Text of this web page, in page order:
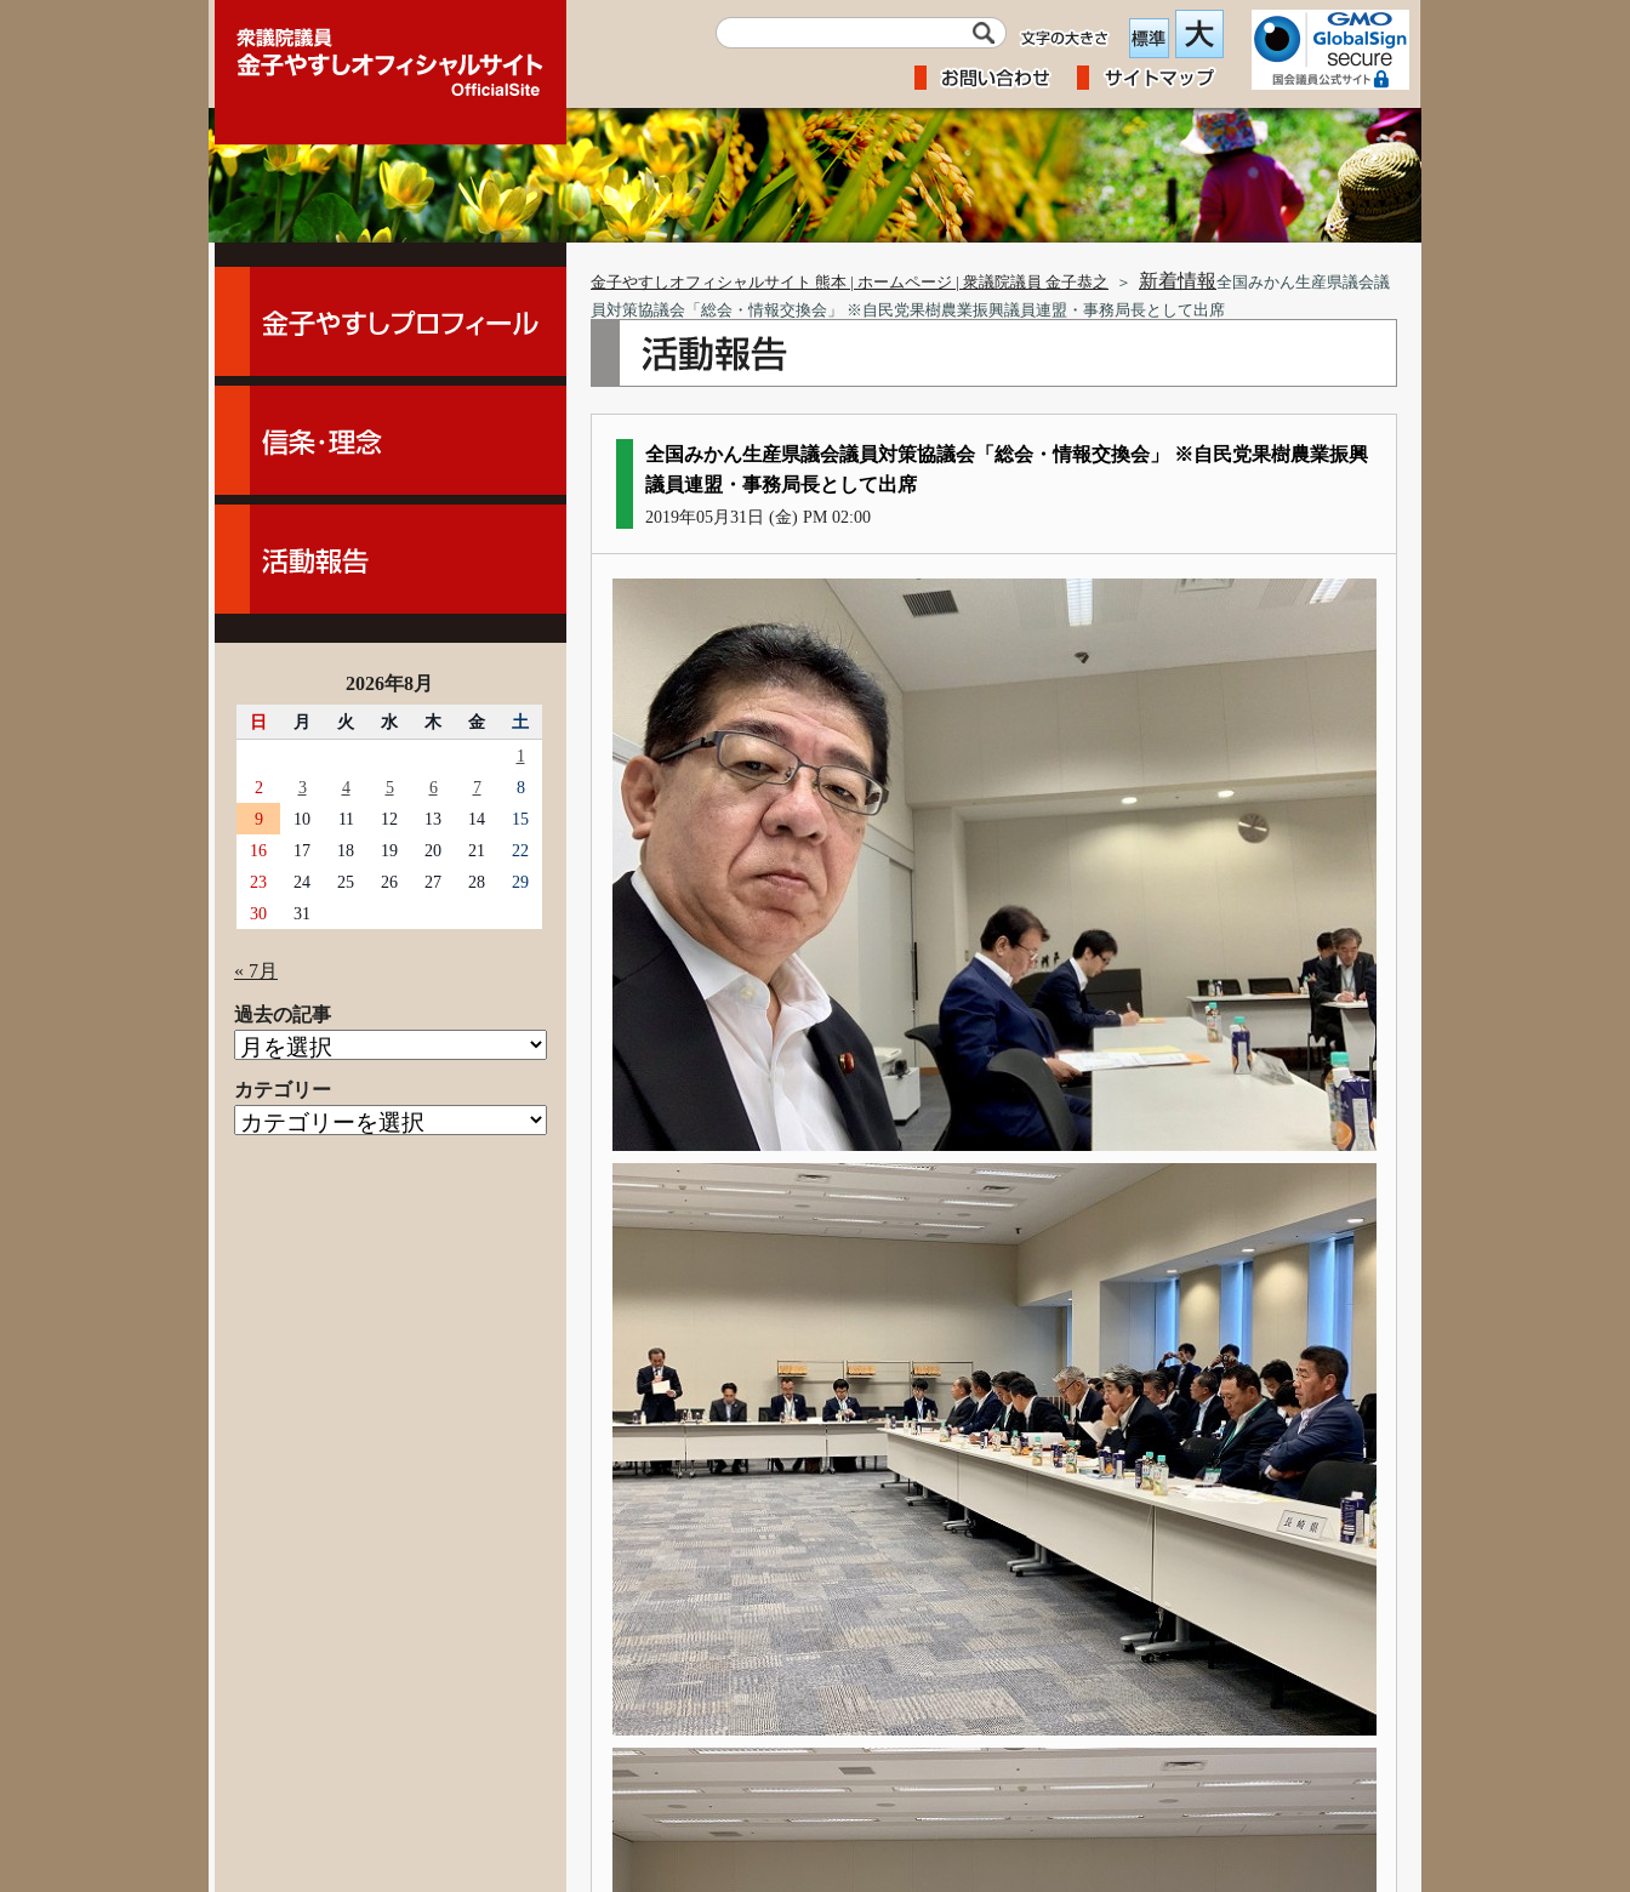
金子やすしオフィシャルサイト 熊本 | ホームページ | 衆議院議員 金子恭之 ＞ 新着情報全国みかん生産県議会議
員対策協議会「総会・情報交換会」 ※自民党果樹農業振興議員連盟・事務局長として出席
全国みかん生産県議会議員対策協議会「総会・情報交換会」 ※自民党果樹農業振興
議員連盟・事務局長として出席
2019年05月31日 (金) PM 02:00
2026年8月
日 月 火 水 木 金
土
1
2
3 4 5 6 7
8
9
10 11 12 13 14
15
16
17 18 19 20 21
22
23
24 25 26 27 28
29
30
31
« 7月
過去の記事
過
の
記
カテゴリー
カ